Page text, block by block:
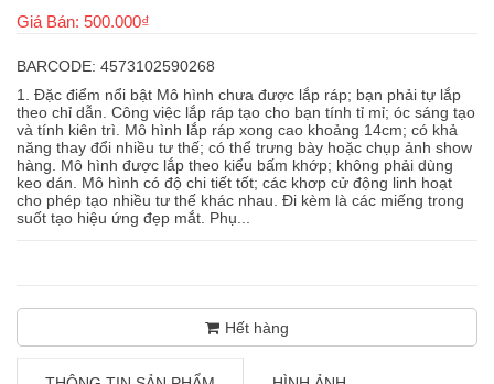
Giá Bán: 500.000₫
BARCODE: 4573102590268
1. Đặc điểm nổi bật Mô hình chưa được lắp ráp; bạn phải tự lắp
theo chỉ dẫn. Công việc lắp ráp tạo cho bạn tính tỉ mỉ; óc sáng tạo
và tính kiên trì. Mô hình lắp ráp xong cao khoảng 14cm; có khả
năng thay đổi nhiều tư thế; có thể trưng bày hoặc chụp ảnh show
hàng. Mô hình được lắp theo kiểu bấm khớp; không phải dùng
keo dán. Mô hình có độ chi tiết tốt; các khơp cử động linh hoạt
cho phép tạo nhiều tư thế khác nhau. Đi kèm là các miếng trong
suốt tạo hiệu ứng đẹp mắt. Phụ...
Hết hàng